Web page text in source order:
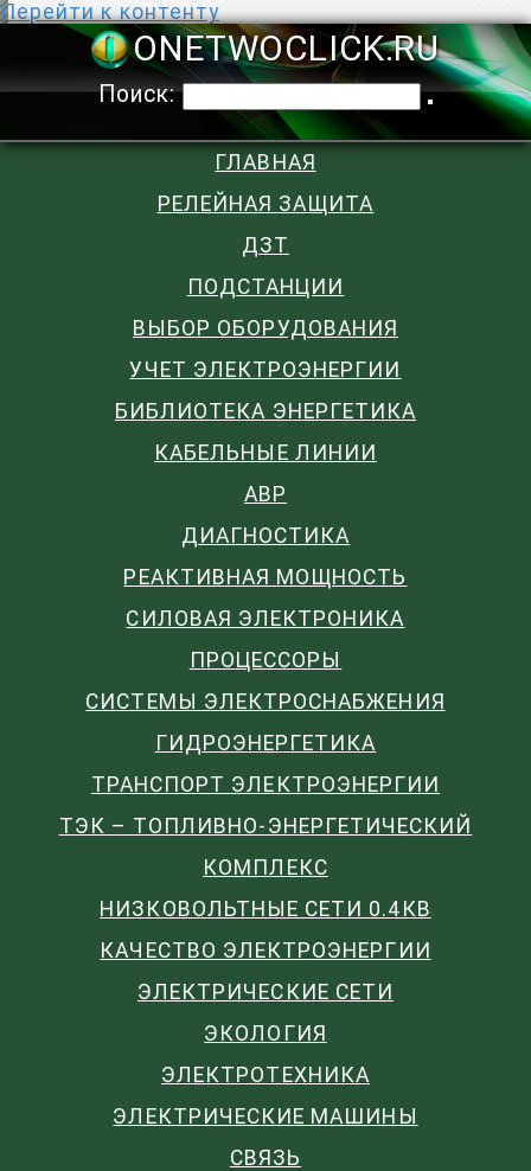
Перейти к контенту
Поиск:
ГЛАВНАЯ
РЕЛЕЙНАЯ ЗАЩИТА
ДЗТ
ПОДСТАНЦИИ
ВЫБОР ОБОРУДОВАНИЯ
УЧЕТ ЭЛЕКТРОЭНЕРГИИ
БИБЛИОТЕКА ЭНЕРГЕТИКА
КАБЕЛЬНЫЕ ЛИНИИ
АВР
ДИАГНОСТИКА
РЕАКТИВНАЯ МОЩНОСТЬ
СИЛОВАЯ ЭЛЕКТРОНИКА
ПРОЦЕССОРЫ
СИСТЕМЫ ЭЛЕКТРОСНАБЖЕНИЯ
ГИДРОЭНЕРГЕТИКА
ТРАНСПОРТ ЭЛЕКТРОЭНЕРГИИ
ТЭК – ТОПЛИВНО-ЭНЕРГЕТИЧЕСКИЙ
КОМПЛЕКС
НИЗКОВОЛЬТНЫЕ СЕТИ 0.4КВ
КАЧЕСТВО ЭЛЕКТРОЭНЕРГИИ
ЭЛЕКТРИЧЕСКИЕ СЕТИ
ЭКОЛОГИЯ
ЭЛЕКТРОТЕХНИКА
ЭЛЕКТРИЧЕСКИЕ МАШИНЫ
СВЯЗЬ